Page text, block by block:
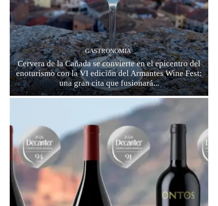
GASTRONOMIA
Cervera de la Cañada se convierte en el epicentro del
enoturismo con la VI edición del Armantes Wine Fest:
una gran cita que fusionará...